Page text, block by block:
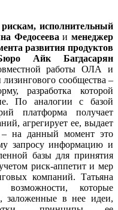
исполнительный
Федосеева именеджер
развития продуктов
Айк Багдасарян
работы ОЛА и
сообщества –
разработка которой
По аналогии с базой
платформа получает
агрегирует ее, выдает
– на данный момент это
запросу информацию и
базы для принятия
риск-аппетит и мер
компаний. Татьяна
возможности, которые
заложенные в нее идеи,